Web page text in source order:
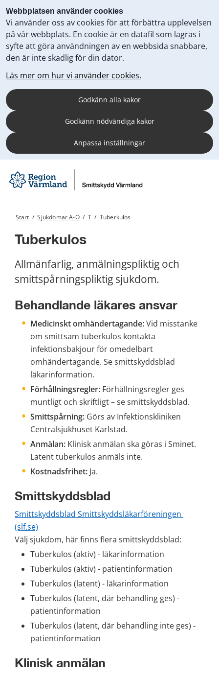
Webbplatsen använder cookies
Vi använder oss av cookies för att förbättra upplevelsen
på vår webbplats. En cookie är en datafil som lagras i
syfte att göra användningen av en webbsida snabbare,
den är inte skadlig för din dator.
Läs mer om hur vi använder cookies.
Godkänn alla kakor
Godkänn nödvändiga kakor
Anpassa inställningar
Start / Sjukdomar A-Ö / T / Tuberkulos
Tuberkulos
Allmänfarlig, anmälningspliktig och
smittspårningspliktig sjukdom.
Behandlande läkares ansvar
Medicinskt omhändertagande: Vid misstanke
om smittsam tuberkulos kontakta
infektionsbakjour för omedelbart
omhändertagande. Se smittskyddsblad
läkarinformation.
Förhållningsregler: Förhållningsregler ges
muntligt och skriftligt – se smittskyddsblad.
Smittspårning: Görs av Infektionskliniken
Centralsjukhuset Karlstad.
Anmälan: Klinisk anmälan ska göras i Sminet.
Latent tuberkulos anmäls inte.
Kostnadsfrihet: Ja.
Smittskyddsblad
Smittskyddsblad Smittskyddsläkarföreningen
(slf.se)
Välj sjukdom, här finns flera smittskyddsblad:
Tuberkulos (aktiv) - läkarinformation
Tuberkulos (aktiv) - patientinformation
Tuberkulos (latent) - läkarinformation
Tuberkulos (latent, där behandling ges) -
patientinformation
Tuberkulos (latent, där behandling inte ges) -
patientinformation
Klinisk anmälan